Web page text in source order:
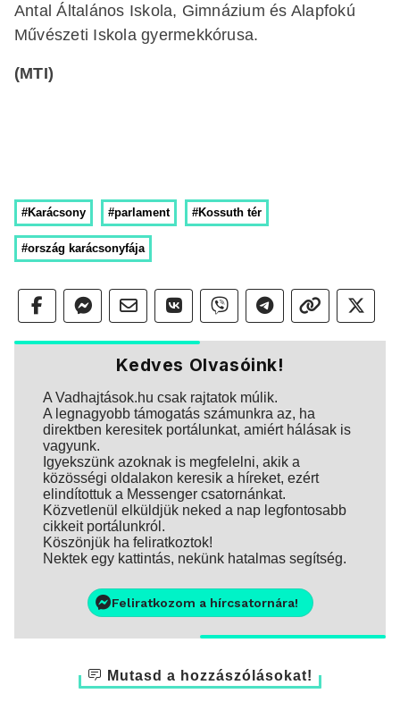
Antal Általános Iskola, Gimnázium és Alapfokú
Művészeti Iskola gyermekkórusa.
(MTI)
#Karácsony #parlament #Kossuth tér
#ország karácsonyfája
Kedves Olvasóink!
A Vadhajtások.hu csak rajtatok múlik.
A legnagyobb támogatás számunkra az, ha
direktben keresitek portálunkat, amiért hálásak is
vagyunk.
Igyekszünk azoknak is megfelelni, akik a
közösségi oldalakon keresik a híreket, ezért
elindítottuk a Messenger csatornánkat.
Közvetlenül elküldjük neked a nap legfontosabb
cikkeit portálunkról.
Köszönjük ha feliratkoztok!
Nektek egy kattintás, nekünk hatalmas segítség.
Feliratkozom a hírcsatornára!
Mutasd a hozzászólásokat!